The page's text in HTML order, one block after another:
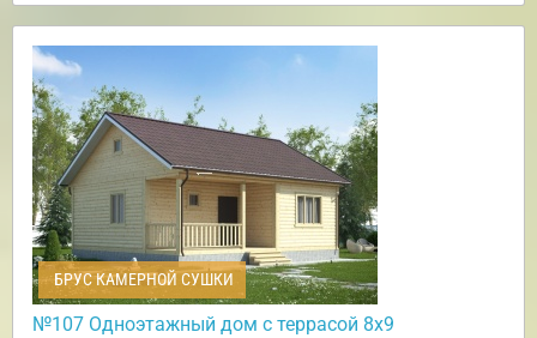
БРУС КАМЕРНОЙ СУШКИ
№107 Одноэтажный дом с террасой 8х9